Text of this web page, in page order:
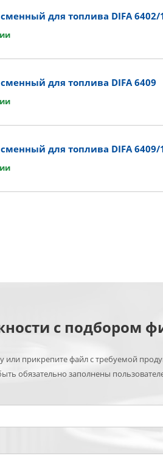
для топлива DIFA 6402/
для топлива DIFA 6409
для топлива DIFA 6409/
с подбором
прикрепите файл с требуемой
обязательно заполнены